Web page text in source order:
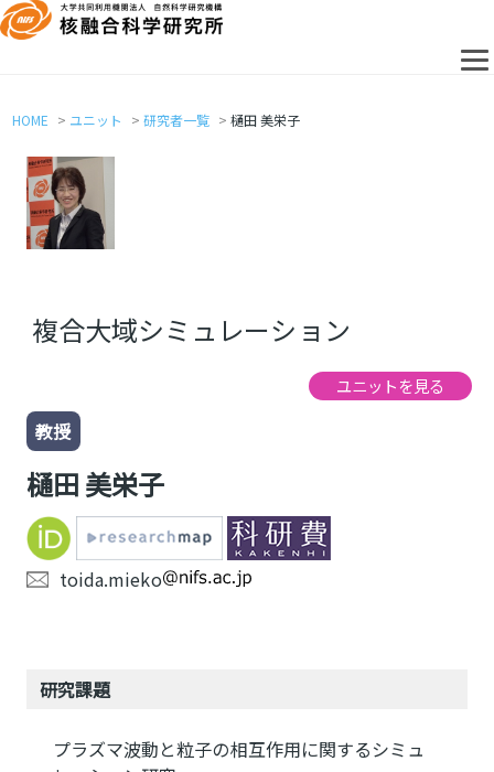
HOME ユニット 研究者一覧 樋⽥ 美栄⼦
複合大域シミュレーション
ユニットを見る
教授
樋⽥ 美栄⼦
toida.mieko
研究課題
プラズマ波動と粒子の相互作用に関するシミュ